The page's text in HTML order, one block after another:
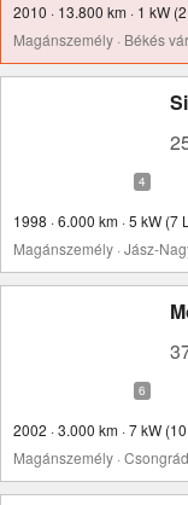
2010 · 13.800 km · 1 kW
Magánszemély · Békés
1998 · 6.000 km · 5 kW (7
Magánszemély · Jász-
2002 · 3.000 km · 7 kW
Magánszemély ·